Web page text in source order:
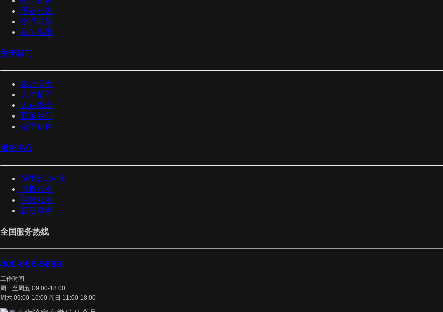
重要公告
物流时效
新闻资讯
关于我们
泰嘉理念
人才招聘
人在泰嘉
联系我们
合作伙伴
服务中心
API接口对接
揽收服务
保险服务
直营网点
全国服务热线
400-098-5699
工作时间
周一至周五 09:00-18:00
周六 09:00-16:00 周日 11:00-18:00